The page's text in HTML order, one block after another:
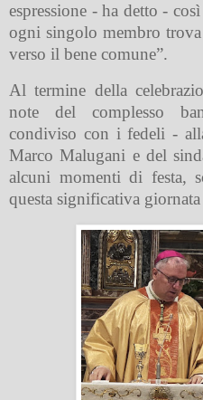
espressione - ha detto -
ogni singolo membro
verso il bene comune”.
Al termine della
note del complesso
condiviso con i fedeli -
Marco Malugani e del
alcuni momenti di festa,
questa significativa